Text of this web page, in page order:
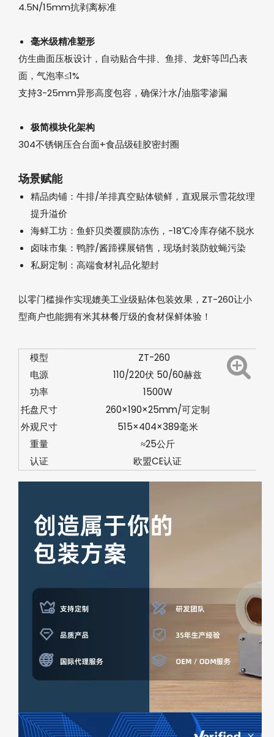
4.5N/15mm抗剥离标准
‌毫米级精准塑形‌
仿生曲面压板设计，自动贴合牛排、鱼排、龙虾等凹凸表
面，气泡率≤1%
支持3-25mm异形高度包容，确保汁水/油脂零渗漏
‌极简模块化架构‌
304不锈钢压合台面+食品级硅胶密封圈
场景赋能‌
精品肉铺‌：牛排/羊排真空贴体锁鲜，直观展示雪花纹理
提升溢价
海鲜工坊‌：鱼虾贝类覆膜防冻伤，-18℃冷库存储不脱水
卤味市集‌：鸭脖/酱蹄裸展销售，现场封装防蚊蝇污染
私厨定制‌：高端食材礼品化塑封
以零门槛操作实现媲美工业级贴体包装效果，ZT-260让小
型商户也能拥有米其林餐厅级的食材保鲜体验！
模型
ZT-260
电源
110/220伏 50/60赫兹
功率
1500W
托盘尺寸
260×190×25mm/可定制
外观尺寸
515×404×389毫米
重量
≈25公斤
认证
欧盟CE认证